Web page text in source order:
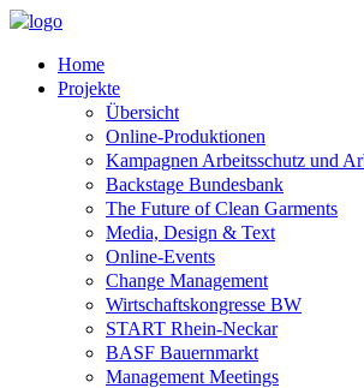
Home
Projekte
Übersicht
Online-Produktionen
Kampagnen Arbeitsschutz und
Backstage Bundesbank
The Future of Clean Garments
Media, Design & Text
Online-Events
Change Management
Wirtschaftskongresse BW
START Rhein-Neckar
BASF Bauernmarkt
Management Meetings